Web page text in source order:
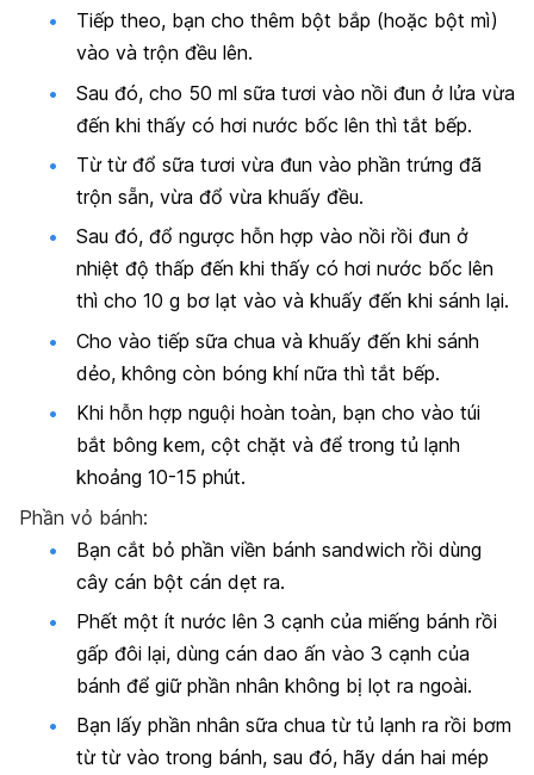
Tiếp theo, bạn cho thêm bột bắp (hoặc bột mì)
vào và trộn đều lên.
Sau đó, cho 50 ml sữa tươi vào nồi đun ở lửa vừa
đến khi thấy có hơi nước bốc lên thì tắt bếp.
Từ từ đổ sữa tươi vừa đun vào phần trứng đã
trộn sẵn, vừa đổ vừa khuấy đều.
Sau đó, đổ ngược hỗn hợp vào nồi rồi đun ở
nhiệt độ thấp đến khi thấy có hơi nước bốc lên
thì cho 10 g bơ lạt vào và khuấy đến khi sánh lại.
Cho vào tiếp sữa chua và khuấy đến khi sánh
dẻo, không còn bóng khí nữa thì tắt bếp.
Khi hỗn hợp nguội hoàn toàn, bạn cho vào túi
bắt bông kem, cột chặt và để trong tủ lạnh
khoảng 10-15 phút.
Phần vỏ bánh:
Bạn cắt bỏ phần viền bánh sandwich rồi dùng
cây cán bột cán dẹt ra.
Phết một ít nước lên 3 cạnh của miếng bánh rồi
gấp đôi lại, dùng cán dao ấn vào 3 cạnh của
bánh để giữ phần nhân không bị lọt ra ngoài.
Bạn lấy phần nhân sữa chua từ tủ lạnh ra rồi bơm
từ từ vào trong bánh, sau đó, hãy dán hai mép